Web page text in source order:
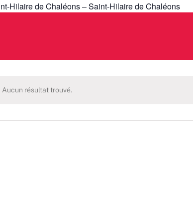
Aucun résultat trouvé.
Hilaire de Chaléons – Saint-Hilaire de Chaléons